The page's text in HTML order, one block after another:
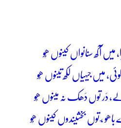
میں آکھ سنانواں کینوں ھُو
میں جیہیاں لکھ تینوں ھُو
دَر توں دَھک نہ مینوں ھُو
،ؒ توں بخشیندوں کینوں ھُو